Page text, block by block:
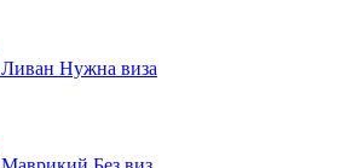
Ливан Нужна виза